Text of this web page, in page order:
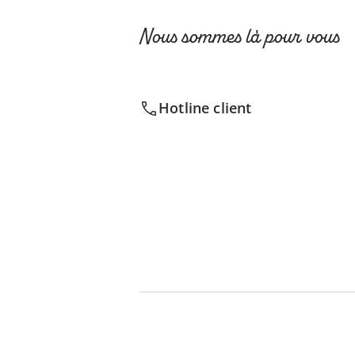
Nous sommes là pour vous
Hotline client